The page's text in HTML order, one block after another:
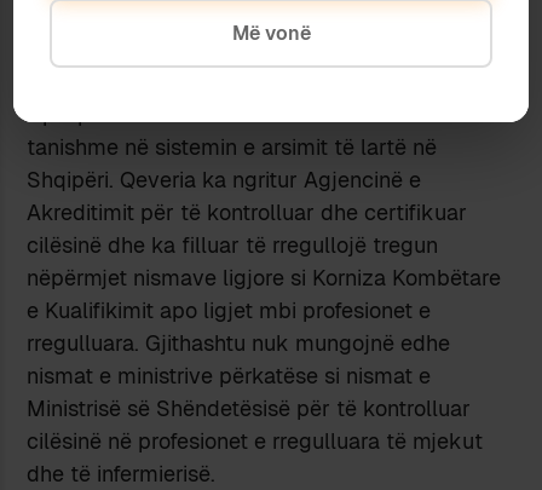
konkurroj me atë publik, i cili është tepër cilësor
dhe mbulon gjerësisht kërkesën. Ky tip haset në
Tipi i parë duket më i afërt me situatën e
tanishme në sistemin e arsimit të lartë në
Shqipëri. Qeveria ka ngritur Agjencinë e
Akreditimit për të kontrolluar dhe certifikuar
cilësinë dhe ka filluar të rregullojë tregun
nëpërmjet nismave ligjore si Korniza Kombëtare
e Kualifikimit apo ligjet mbi profesionet e
rregulluara. Gjithashtu nuk mungojnë edhe
nismat e ministrive përkatëse si nismat e
Ministrisë së Shëndetësisë për të kontrolluar
cilësinë në profesionet e rregulluara të mjekut
dhe të infermierisë.
Më vonë